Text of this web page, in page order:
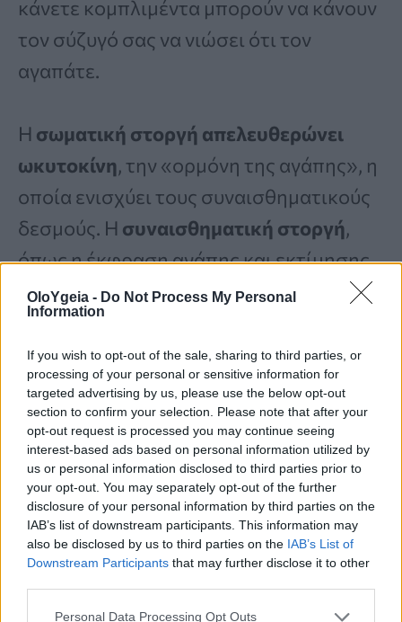
OloYgeia - Do Not Process My Personal
Information
If you wish to opt-out of the sale, sharing to third parties, or
processing of your personal or sensitive information for
targeted advertising by us, please use the below opt-out
section to confirm your selection. Please note that after your
opt-out request is processed you may continue seeing
interest-based ads based on personal information utilized by
us or personal information disclosed to third parties prior to
your opt-out. You may separately opt-out of the further
disclosure of your personal information by third parties on the
IAB’s list of downstream participants. This information may
also be disclosed by us to third parties on the IAB’s List of
Downstream Participants that may further disclose it to other
Personal Data Processing Opt Outs
κάνετε κομπλιμέντα μπορούν να κάνουν
τον σύζυγό σας να νιώσει ότι τον
αγαπάτε.
Η σωματική στοργή απελευθερώνει
ωκυτοκίνη, την «ορμόνη της αγάπης», η
οποία ενισχύει τους συναισθηματικούς
δεσμούς. Η συναισθηματική στοργή,
όπως η έκφραση αγάπης και εκτίμησης,
ενισχύει τη δέσμευσή σας και τη
σύνδεσή σας.
Το να δείχνετε συνεχώς στοργή βοηθά
στη διατήρηση της ζεστασιάς και της
οικειότητας στη σχέση σας, κάνοντας
και τους δυο σας να αισθάνεστε άξιοι και
ασφαλείς.
7. Γιορτάστε την επιτυχία του